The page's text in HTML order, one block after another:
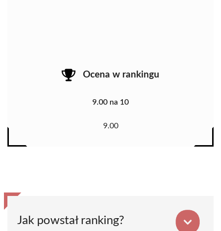
Ocena w rankingu
9.00 na 10
9.00
Jak powstał ranking?